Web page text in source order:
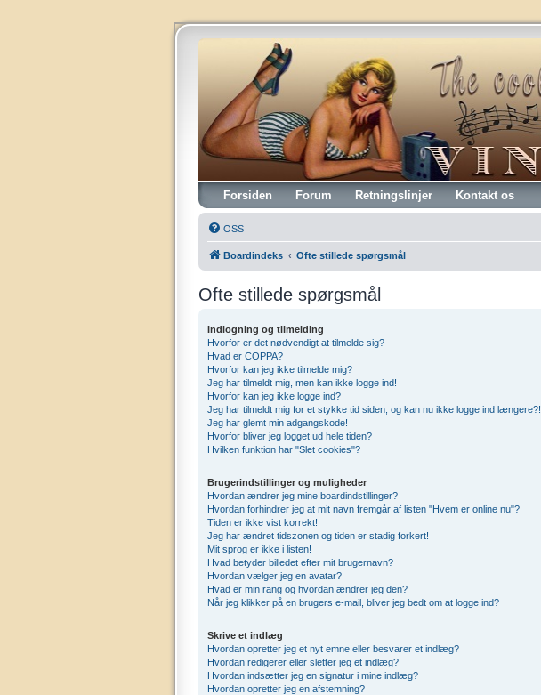
Vintagehifi.dk
Forsiden Forum Retningslinjer Kontakt os
OSS
Boardindeks Ofte stillede spørgsmål
Ofte stillede spørgsmål
Indlogning og tilmelding
Hvorfor er det nødvendigt at tilmelde sig?
Hvad er COPPA?
Hvorfor kan jeg ikke tilmelde mig?
Jeg har tilmeldt mig, men kan ikke logge ind!
Hvorfor kan jeg ikke logge ind?
Jeg har tilmeldt mig for et stykke tid siden, og kan nu ikke logge ind længere?!
Jeg har glemt min adgangskode!
Hvorfor bliver jeg logget ud hele tiden?
Hvilken funktion har "Slet cookies"?
Brugerindstillinger og muligheder
Hvordan ændrer jeg mine boardindstillinger?
Hvordan forhindrer jeg at mit navn fremgår af listen "Hvem er online nu"?
Tiden er ikke vist korrekt!
Jeg har ændret tidszonen og tiden er stadig forkert!
Mit sprog er ikke i listen!
Hvad betyder billedet efter mit brugernavn?
Hvordan vælger jeg en avatar?
Hvad er min rang og hvordan ændrer jeg den?
Når jeg klikker på en brugers e-mail, bliver jeg bedt om at logge ind?
Skrive et indlæg
Hvordan opretter jeg et nyt emne eller besvarer et indlæg?
Hvordan redigerer eller sletter jeg et indlæg?
Hvordan indsætter jeg en signatur i mine indlæg?
Hvordan opretter jeg en afstemning?